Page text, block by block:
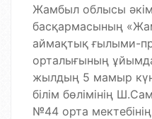
Жамбыл облысы
басқармасының
аймақтық ғылыми-
орталығының
жылдың 5 мамыр
білім бөлімінің
№44 орта